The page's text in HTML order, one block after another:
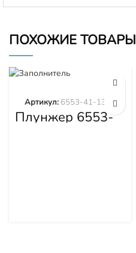
ПОХОЖИЕ ТОВАРЫ
Плунжер 6553-
41-1300
Артикул: 6553-41-1300